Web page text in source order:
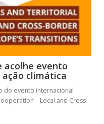
acolhe evento
climática
do evento internacional
– Local and Cross-